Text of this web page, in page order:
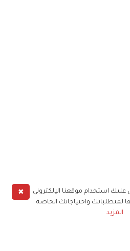
✖
استخدام موقعنا الإلكتروني
لمتطلباتك واحتياجاتك الخاصة
المزيد